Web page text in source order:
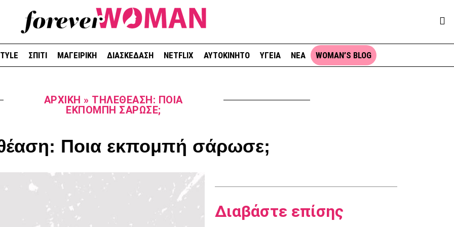
ΣΠΙΤΙ ΜΑΓΕΙΡΙΚΗ ΔΙΑΣΚΕΔΑΣΗ NETFLIX ΑΥΤΟΚΙΝΗΤΟ ΥΓΕΙΑ ΝΕΑ WOMAN’S BLOG
ΑΡΧΙΚΉ » ΤΗΛΕΘΈΑΣΗ: ΠΟΙΑ
ΕΚΠΟΜΠΉ ΣΆΡΩΣΕ;
Ποια εκπομπή σάρωσε;
Διαβάστε επίσης